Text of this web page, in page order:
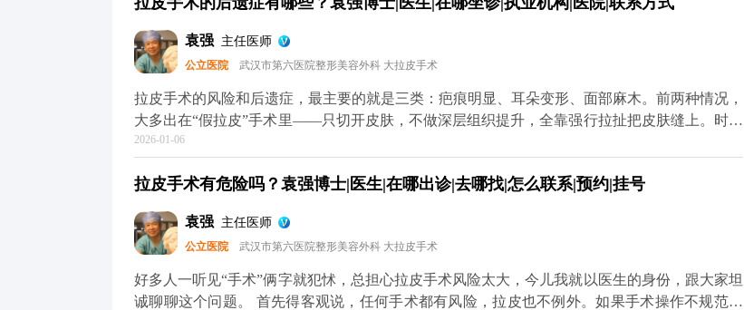
致，看起来就像40出头，效果很直观。但大家要清楚，拉皮不是“换脸”，它不会改变你的五官基
置，从而实现视觉上的“减龄”。如果术后能做好保养，比如坚持防晒、保湿，配合适度的抗衰护
理，这种年轻状态还能维持得更久。 想知道更多关于MCR复合提升术的问题，可以去官方媒体
平台（公众号、百家号、小红薯）预约面诊，详细了解。
袁强 主任医师
公立医院 武汉市第六医院整形美容外科 大拉皮手术
拉皮手术的风险和后遗症，最主要的就是三类：疤痕明显、耳朵变形、面部麻木。前两种情况，
大多出在“假拉皮”手术里——只切开皮肤，不做深层组织提升，全靠强行拉扯把皮肤缝上。时间
一长，下垂的组织会往下拽切口和耳朵，慢慢就会出现疤痕变宽、耳朵变形的问题。 但正规的
贴合，不会强行拉扯切口和耳朵，这样就能最大程度避免疤痕和耳朵变形的问题。 至于面部麻
可能会有麻木感，但这种感觉一般三个月内就会慢慢恢复。只要医生操作规范，避开重要神经，
这种暂时性的不适完全是可以接受的。 总结下来就是，拉皮的后遗症大多和手术方式不规范有
关，选对医生和手术方案，就能有效规避。 想知道更多关于MCR复合提升术的问题，可以去官
方媒体平台（公众号、百家号、小红薯）预约面诊，详细了解。
2026-01-06
拉皮手术有危险吗？袁强博士|医生|在哪出诊|去哪找|怎么联系|预约|挂号
袁强 主任医师
公立医院 武汉市第六医院整形美容外科 大拉皮手术
好多人一听见“手术”俩字就犯怵，总担心拉皮手术风险太大，今儿我就以医生的身份，跟大家坦
诚聊聊这个问题。 首先得客观说，任何手术都有风险，拉皮也不例外。如果手术操作不规范，